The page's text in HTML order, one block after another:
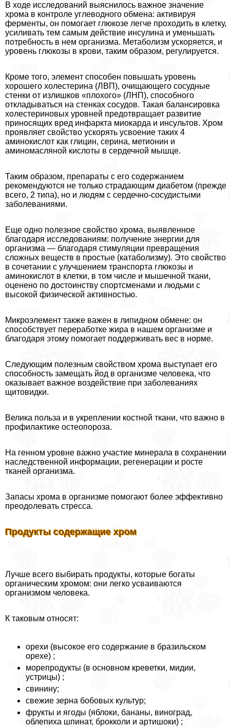
В ходе исследований выяснилось важное значение
хрома в контроле углеводного обмена: активируя
ферменты, он помогает глюкозе легче проходить в клетку,
усиливать тем самым действие инсулина и уменьшать
потребность в нем организма. Метаболизм ускоряется, и
уровень глюкозы в крови, таким образом, регулируется.
Кроме того, элемент способен повышать уровень
хорошего холестерина (ЛВП), очищающего сосудные
стенки от излишков «плохого» (ЛНП), способного
откладываться на стенках сосудов. Такая балансировка
холестериновых уровней предотвращает развитие
приносящих вред инфаркта миокарда и инсультов. Хром
проявляет свойство ускорять усвоение таких 4
аминокислот как глицин, серина, метионин и
аминомасляной кислоты в сердечной мышце.
Таким образом, препараты с его содержанием
рекомендуются не только страдающим диабетом (прежде
всего, 2 типа), но и людям с сердечно-сосудистыми
заболеваниями.
Еще одно полезное свойство хрома, выявленное
благодаря исследованиям: получение энергии для
организма — благодаря стимуляции превращения
сложных веществ в простые (катаболизму). Это свойство
в сочетании с улучшением трaнcпорта глюкозы и
аминокислот в клетки, в том числе и мышечной ткани,
оценено по достоинству спортсменами и людьми с
высокой физической активностью.
Микроэлемент также важен в липидном обмене: он
способствует переработке жира в нашем организме и
благодаря этому помогает поддерживать вес в норме.
Следующим полезным свойством хрома выступает его
способность замещать йод в организме человека, что
оказывает важное воздействие при заболеваниях
щитовидки.
Велика польза и в укреплении костной ткани, что важно в
профилактике остеопороза.
На генном уровне важно участие минерала в сохранении
наследственной информации, регенерации и росте
тканей организма.
Запасы хрома в организме помогают более эффективно
преодолевать стресса.
Продукты содержащие хром
Лучше всего выбирать продукты, которые богаты
органическим хромом: они легко усваиваются
организмом человека.
К таковым относят:
орехи (высокое его содержание в бразильском
орехе) ;
морепродукты (в основном креветки, мидии,
устрицы) ;
свинину;
свежие зерна бобовых культур;
фрукты и ягоды (яблоки, бананы, виноград,
облепиха шпинат, брокколи и артишоки) ;